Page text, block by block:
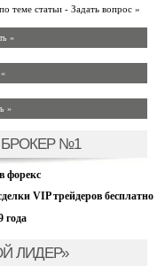
теме статьи - Задать вопрос »
«
»
№1
форекс
VIP трейдеров бесплатно
года
ЛИДЕР»